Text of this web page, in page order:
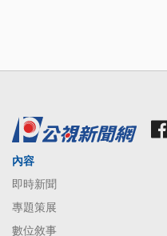
內容
即時新聞
專題策展
數位敘事